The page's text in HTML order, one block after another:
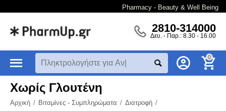
Pharmacy - Beauty & Well Being
2810-314000
Δευ. - Παρ.: 8.30 - 16.00
0
Χωρίς Γλουτένη
Αρχική / Βιταμίνες - Συμπληρώματα / Διατροφή /